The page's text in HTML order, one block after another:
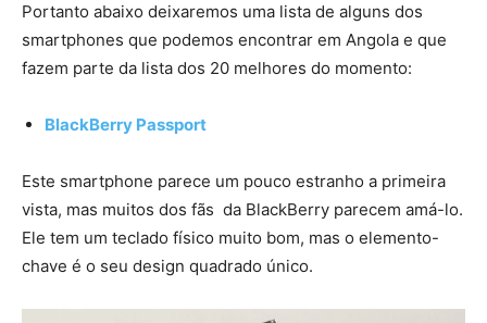
Portanto abaixo deixaremos uma lista de alguns dos
smartphones que podemos encontrar em Angola e que
fazem parte da lista dos 20 melhores do momento:
BlackBerry Passport
Este smartphone parece um pouco estranho a primeira
vista, mas muitos dos fãs da BlackBerry parecem amá-lo.
Ele tem um teclado físico muito bom, mas o elemento-
chave é o seu design quadrado único.